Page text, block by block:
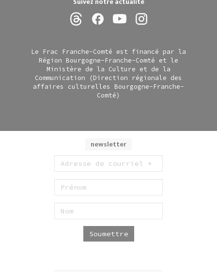
newsletter
Soumettre
Le Frac Franche-Comté est financé par la
Région Bourgogne-Franche-Comté et le
Ministère de la Culture et de la
Communication (Direction régionale des
affaires culturelles Bourgogne-Franche-
Comté)